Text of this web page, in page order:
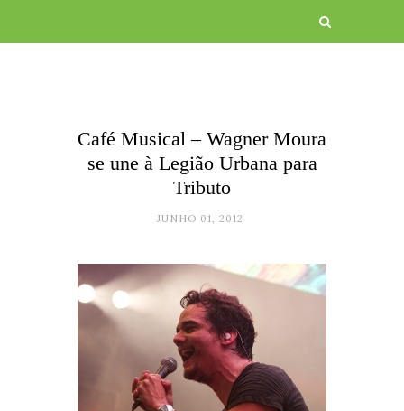
Café Musical – Wagner Moura
se une à Legião Urbana para
Tributo
JUNHO 01, 2012